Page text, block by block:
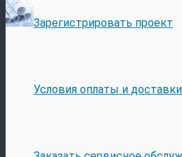
Зарегистрировать проект
Условия оплаты и доставки